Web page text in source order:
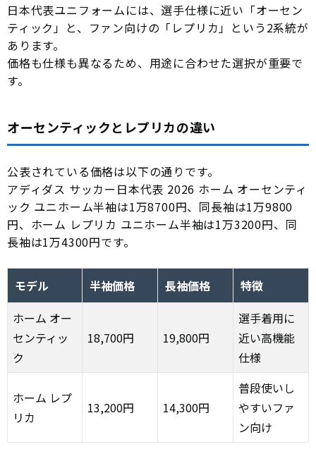
日本代表ユニフォームには、選手仕様に近い「オーセン
ティック」と、ファン向けの「レプリカ」という2系統が
あります。
価格も仕様も異なるため、用途に合わせた選択が重要で
す。
オーセンティックとレプリカの違い
公表されている価格は以下の通りです。
アディダス サッカー日本代表 2026 ホーム オーセンティ
ック ユニホーム半袖は1万8700円、同長袖は1万9800
円、ホーム レプリカ ユニホーム半袖は1万3200円、同
長袖は1万4300円です。
モデル 半袖価格 長袖価格
特徴
ホーム オー
センティッ
ク
18,700円 19,800円
選手着用に
近い高機能
仕様
ホーム レプ
リカ
13,200円 14,300円
普段使いし
やすいファ
ン向け